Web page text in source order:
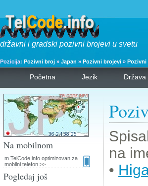
državni i gradski pozivni brojevi u svetu
Pozicija: Pozivni broj » Japan » Pozivni brojevi » Pozivni
Početna Jezik Država
na
•
Na mobilnom
m.TelCode.info optimizovan za
mobilni telefon >>
Pogledaj još